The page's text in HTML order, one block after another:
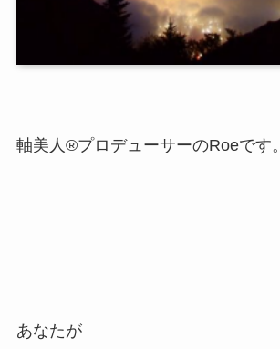
軸美人®︎プロデューサーのRoeです。
あなたが